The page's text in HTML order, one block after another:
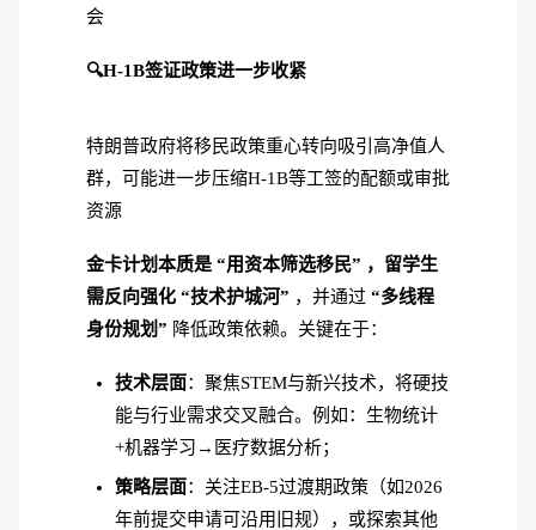
会
🔍H-1B签证政策进一步收紧
特朗普政府将移民政策重心转向吸引高净值人
群，可能进一步压缩H-1B等工签的配额或审批
资源
金卡计划本质是 “用资本筛选移民” ，留学生
需反向强化 “技术护城河” ，并通过 “多线程
身份规划” 降低政策依赖。关键在于：
技术层面：聚焦STEM与新兴技术，将硬技
能与行业需求交叉融合。例如：生物统计
+机器学习→医疗数据分析；
策略层面：关注EB-5过渡期政策（如2026
年前提交申请可沿用旧规），或探索其他